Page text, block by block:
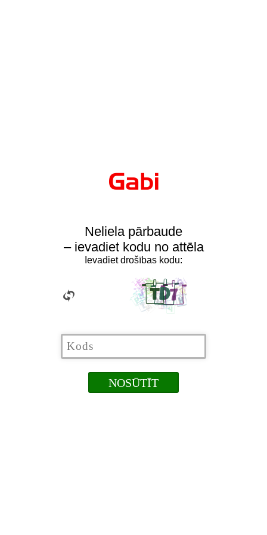
Neliela pārbaude
– ievadiet kodu no attēla
Ievadiet drošības kodu: